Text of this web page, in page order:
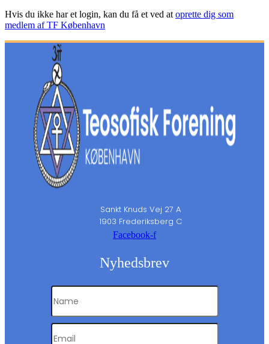
Hvis du ikke har et login, kan du få et ved at oprette dig som
medlem af TF København
Sankt Knuds Vej 27 A
1903 Frederiksberg C
Facebook-f
Nyhedsbrev